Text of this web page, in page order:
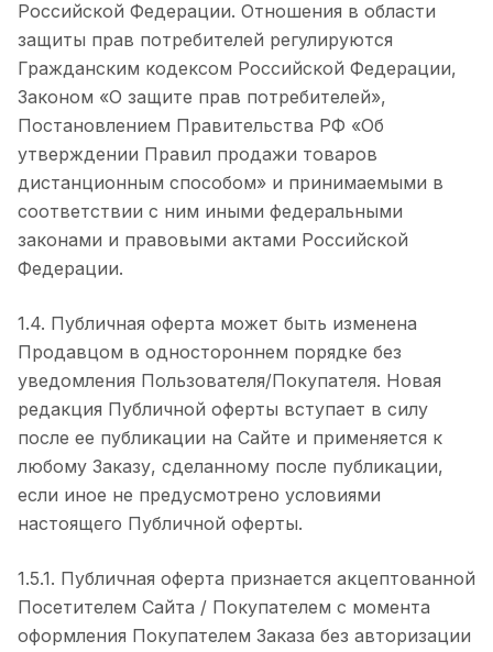
Российской Федерации. Отношения в области
защиты прав потребителей регулируются
Гражданским кодексом Российской Федерации,
Законом «О защите прав потребителей»,
Постановлением Правительства РФ «Об
утверждении Правил продажи товаров
дистанционным способом» и принимаемыми в
соответствии с ним иными федеральными
законами и правовыми актами Российской
Федерации.
1.4. Публичная оферта может быть изменена
Продавцом в одностороннем порядке без
уведомления Пользователя/Покупателя. Новая
редакция Публичной оферты вступает в силу
после ее публикации на Сайте и применяется к
любому Заказу, сделанному после публикации,
если иное не предусмотрено условиями
настоящего Публичной оферты.
1.5.1. Публичная оферта признается акцептованной
Посетителем Сайта / Покупателем с момента
оформления Покупателем Заказа без авторизации